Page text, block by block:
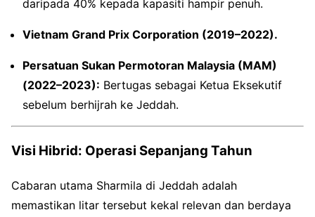
daripada 40% kepada kapasiti hampir penuh.
Vietnam Grand Prix Corporation (2019–2022).
Persatuan Sukan Permotoran Malaysia (MAM)
(2022–2023): Bertugas sebagai Ketua Eksekutif
sebelum berhijrah ke Jeddah.
Visi Hibrid: Operasi Sepanjang Tahun
Cabaran utama Sharmila di Jeddah adalah
memastikan litar tersebut kekal relevan dan berdaya